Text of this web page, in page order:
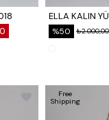
ELLA KALIN
₺2.000,00
%50
Free
Shipping